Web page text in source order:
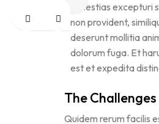
molestias
non provident,
deserunt mollitia
dolorum fuga. Et
est et expedita
The Challenges
Quidem rerum facilis